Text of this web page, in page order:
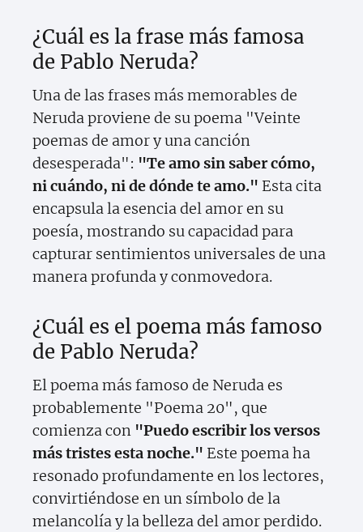
¿Cuál es la frase más famosa
de Pablo Neruda?
Una de las frases más memorables de
Neruda proviene de su poema "Veinte
poemas de amor y una canción
desesperada": "Te amo sin saber cómo,
ni cuándo, ni de dónde te amo." Esta cita
encapsula la esencia del amor en su
poesía, mostrando su capacidad para
capturar sentimientos universales de una
manera profunda y conmovedora.
¿Cuál es el poema más famoso
de Pablo Neruda?
El poema más famoso de Neruda es
probablemente "Poema 20", que
comienza con "Puedo escribir los versos
más tristes esta noche." Este poema ha
resonado profundamente en los lectores,
convirtiéndose en un símbolo de la
melancolía y la belleza del amor perdido.